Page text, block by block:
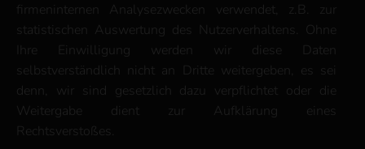
firmeninternen Analysezwecken verwendet, z.B. zur
statistischen Auswertung des Nutzerverhaltens. Ohne
Ihre Einwilligung werden wir diese Daten
selbstverständlich nicht an Dritte weitergeben, es sei
denn, wir sind gesetzlich dazu verpflichtet oder die
Weitergabe dient zur Aufklärung eines
Rechtsverstoßes.